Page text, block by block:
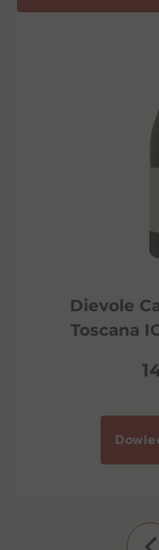
Dievole
Toscana